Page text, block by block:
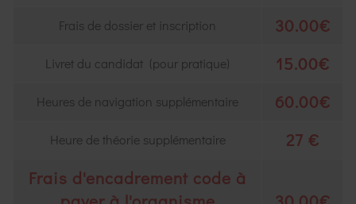
Frais de dossier et inscription 30.00€
Livret du candidat (pour pratique) 15.00€
Heures de navigation supplémentaire 60.00€
Heure de théorie supplémentaire
27 €
Frais d'encadrement code à